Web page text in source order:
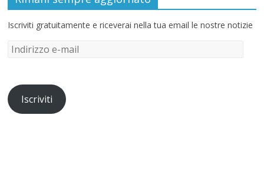
Iscriviti gratuitamente e riceverai nella tua email le nostre notizie
Iscriviti